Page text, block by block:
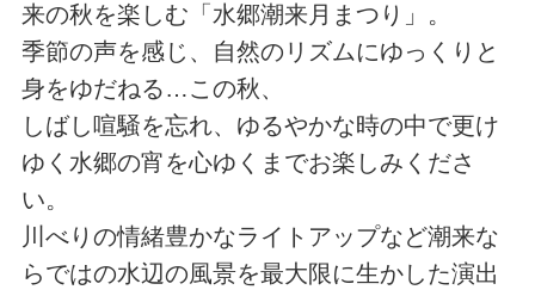
来の秋を楽しむ「水郷潮来月まつり」。
季節の声を感じ、自然のリズムにゆっくりと
身をゆだねる…この秋、
しばし喧騒を忘れ、ゆるやかな時の中で更け
ゆく水郷の宵を心ゆくまでお楽しみくださ
い。
川べりの情緒豊かなライトアップなど潮来な
らではの水辺の風景を最大限に生かした演出